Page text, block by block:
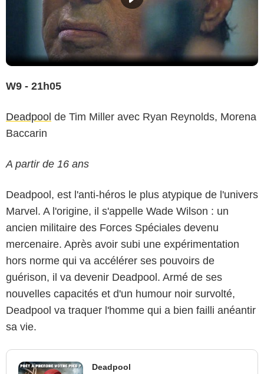
W9 - 21h05
Deadpool de Tim Miller avec Ryan Reynolds, Morena
Baccarin
A partir de 16 ans
Deadpool, est l'anti-héros le plus atypique de l'univers
Marvel. A l'origine, il s'appelle Wade Wilson : un
ancien militaire des Forces Spéciales devenu
mercenaire. Après avoir subi une expérimentation
hors norme qui va accélérer ses pouvoirs de
guérison, il va devenir Deadpool. Armé de ses
nouvelles capacités et d'un humour noir survolté,
Deadpool va traquer l'homme qui a bien failli anéantir
sa vie.
Deadpool